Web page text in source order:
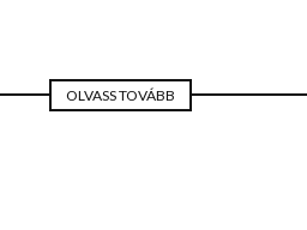
OLVASS TOVÁBB